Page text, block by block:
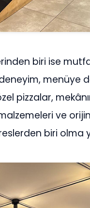
biri ise
menüye
pizzalar,
ve
biri olma